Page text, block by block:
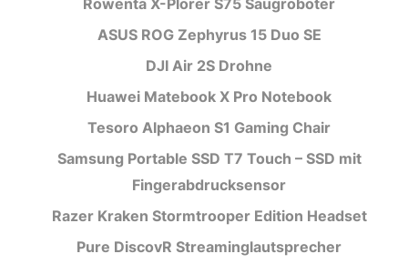
ASUS ROG Zephyrus 15 Duo SE
DJI Air 2S Drohne
Huawei Matebook X Pro Notebook
Tesoro Alphaeon S1 Gaming Chair
Samsung Portable SSD T7 Touch – SSD mit
Fingerabdrucksensor
Razer Kraken Stormtrooper Edition Headset
Pure DiscovR Streaminglautsprecher